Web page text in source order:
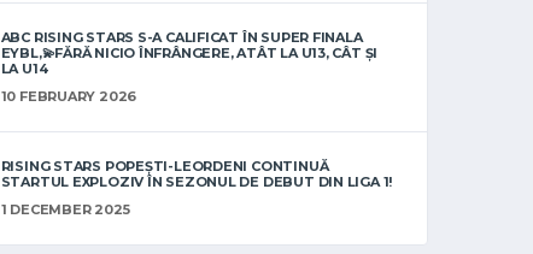
ABC RISING STARS S-A CALIFICAT ÎN SUPER FINALA
EYBL,💫FĂRĂ NICIO ÎNFRÂNGERE, ATÂT LA U13, CÂT ȘI
LA U14
10 FEBRUARY 2026
RISING STARS POPEȘTI-LEORDENI CONTINUĂ
STARTUL EXPLOZIV ÎN SEZONUL DE DEBUT DIN LIGA 1!
1 DECEMBER 2025